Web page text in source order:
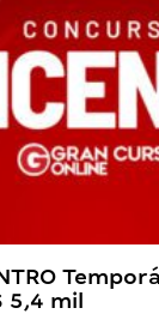
5,4 mil